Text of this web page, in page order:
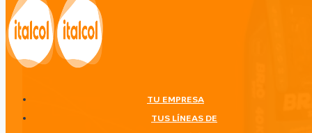
TU EMPRESA
TUS LÍNEAS DE